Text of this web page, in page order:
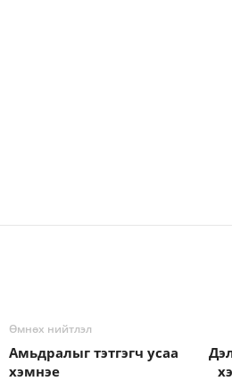
Өмнөх нийтлэл
Амьдралыг тэтгэгч усаа
хэмнэе